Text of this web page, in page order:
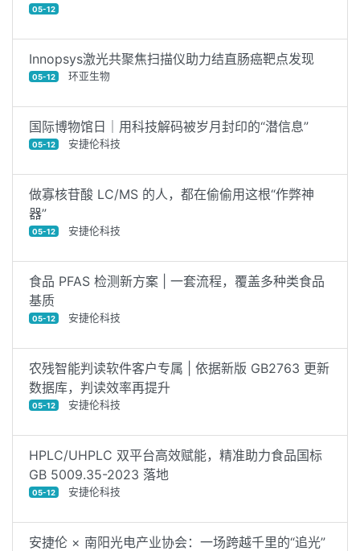
05-12
Innopsys激光共聚焦扫描仪助力结直肠癌靶点发现
05-12 环亚生物
国际博物馆日｜用科技解码被岁月封印的“潜信息”
05-12 安捷伦科技
做寡核苷酸 LC/MS 的人，都在偷偷用这根“作弊神
器”
05-12 安捷伦科技
食品 PFAS 检测新方案 | 一套流程，覆盖多种类食品
基质
05-12 安捷伦科技
农残智能判读软件客户专属 | 依据新版 GB2763 更新
数据库，判读效率再提升
05-12 安捷伦科技
HPLC/UHPLC 双平台高效赋能，精准助力食品国标
GB 5009.35-2023 落地
05-12 安捷伦科技
安捷伦 × 南阳光电产业协会：一场跨越千里的“追光”